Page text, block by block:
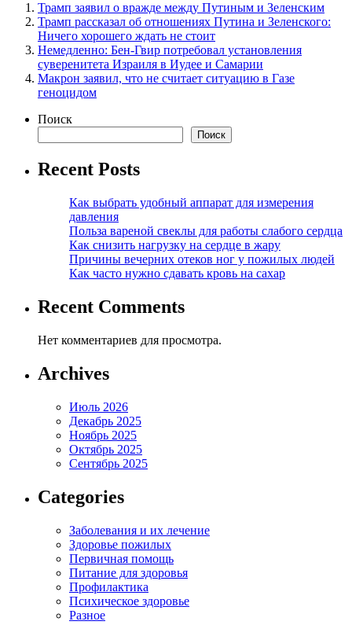
Трамп заявил о вражде между Путиным и Зеленским
Трамп рассказал об отношениях Путина и Зеленского:
Ничего хорошего ждать не стоит
Немедленно: Бен-Гвир потребовал установления
суверенитета Израиля в Иудее и Самарии
Макрон заявил, что не считает ситуацию в Газе
геноцидом
Поиск
Поиск
Recent Posts
Как выбрать удобный аппарат для измерения
давления
Польза вареной свеклы для работы слабого сердца
Как снизить нагрузку на сердце в жару
Причины вечерних отеков ног у пожилых людей
Как часто нужно сдавать кровь на сахар
Recent Comments
Нет комментариев для просмотра.
Archives
Июль 2026
Декабрь 2025
Ноябрь 2025
Октябрь 2025
Сентябрь 2025
Categories
Заболевания и их лечение
Здоровье пожилых
Первичная помощь
Питание для здоровья
Профилактика
Психическое здоровье
Разное